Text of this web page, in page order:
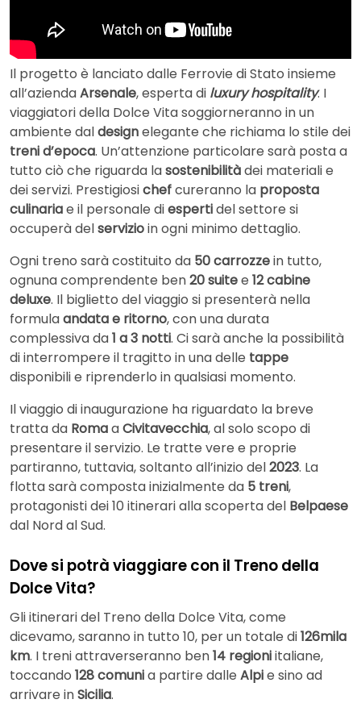
Il progetto è lanciato dalle Ferrovie di Stato insieme
all’aziendaArsenale, esperta di luxury hospitality. I
viaggiatori della Dolce Vita soggiorneranno in un
ambiente daldesignelegante che richiama lo stile dei
treni d’epoca. Un’attenzione particolare sarà posta a
tutto ciò che riguarda lasostenibilitàdei materiali e
dei servizi. Prestigiosichefcureranno la proposta
culinariae il personale diespertidel settore si
occuperà delservizioin ogni minimo dettaglio.
Ogni treno sarà costituito da 50 carrozzein tutto,
ognuna comprendente ben20 suitee 12 cabine
deluxe. Il biglietto del viaggio si presenterà nella
formulaandata e ritorno, con una durata
complessiva da1 a 3 notti. Ci sarà anche la possibilità
di interrompere il tragitto in una delle tappe
disponibili e riprenderlo in qualsiasi momento.
Il viaggio di inaugurazione ha riguardato la breve
tratta da RomaaCivitavecchia, al solo scopo di
presentare il servizio. Le tratte vere e proprie
partiranno, tuttavia, soltanto all’inizio del2023. La
flotta sarà composta inizialmente da 5 treni,
protagonisti dei 10 itinerari alla scoperta del Belpaese
dal Nord al Sud.
Dove si potrà viaggiare con il Treno della
Dolce Vita?
Gli itinerari del Treno della Dolce Vita, come
dicevamo, saranno in tutto 10, per un totale di126mila
km. I treni attraverseranno ben14 regioniitaliane,
toccando 128 comunia partire dalle Alpie sino ad
arrivare inSicilia.